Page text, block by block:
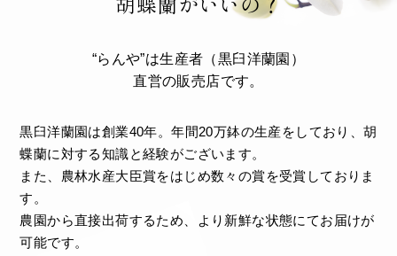
“らんや”は生産者（黒臼洋蘭園）
直営の販売店です。
黒臼洋蘭園は創業40年。年間20万鉢の生産をしており、胡
蝶蘭に対する知識と経験がございます。
また、農林水産大臣賞をはじめ数々の賞を受賞しておりま
す。
農園から直接出荷するため、より新鮮な状態にてお届けが
可能です。